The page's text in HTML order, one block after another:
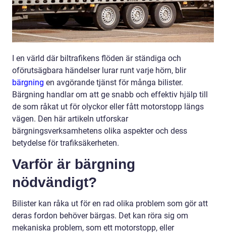
I en värld där biltrafikens flöden är ständiga och
oförutsägbara händelser lurar runt varje hörn, blir
bärgning en avgörande tjänst för många bilister.
Bärgning handlar om att ge snabb och effektiv hjälp till
de som råkat ut för olyckor eller fått motorstopp längs
vägen. Den här artikeln utforskar
bärgningsverksamhetens olika aspekter och dess
betydelse för trafiksäkerheten.
Varför är bärgning
nödvändigt?
Bilister kan råka ut för en rad olika problem som gör att
deras fordon behöver bärgas. Det kan röra sig om
mekaniska problem, som ett motorstopp, eller